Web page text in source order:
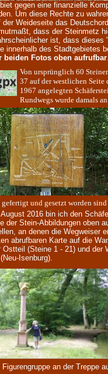
gegen eine finanzielle
Um diese Rechte zu
der Weideseite das
dass der Steinmetz
ist, dass dieses
innerhalb des Stadtgebietes
beiden Fotos oben aufrufbar
Von ursprünglich 60
37 auf der westlichen Seite
1967 angelegten
Rundwegs wurde damals
gefertigt und gesetzt worden
August 2016 bin ich den
der Stein-Abbildungen oben
an denen die Wegweiser
abrufbaren Karte auf die
Ostteil (Steine 1 - 21) und der
Isenburg).
Figurengruppe an der Treppe